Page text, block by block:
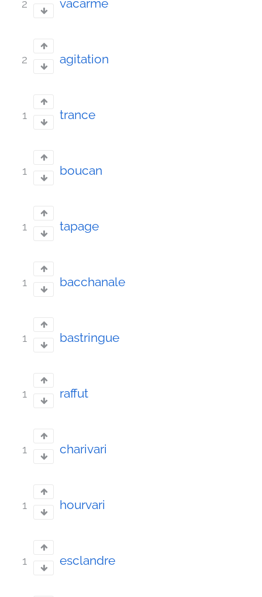
2 vacarme
2 agitation
1 trance
1 boucan
1 tapage
1 bacchanale
1 bastringue
1 raffut
1 charivari
1 hourvari
1 esclandre